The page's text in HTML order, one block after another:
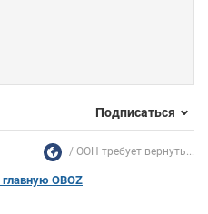
Подписаться
ООН требует вернуть...
OBOZ